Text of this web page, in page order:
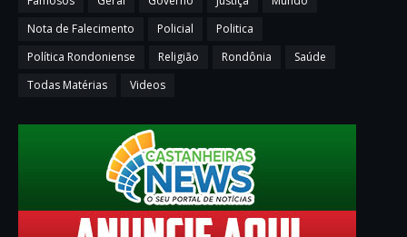
Nota de Falecimento
Policial
Politica
Política Rondoniense
Religião Rondônia
Saúde
Todas Matérias
Videos